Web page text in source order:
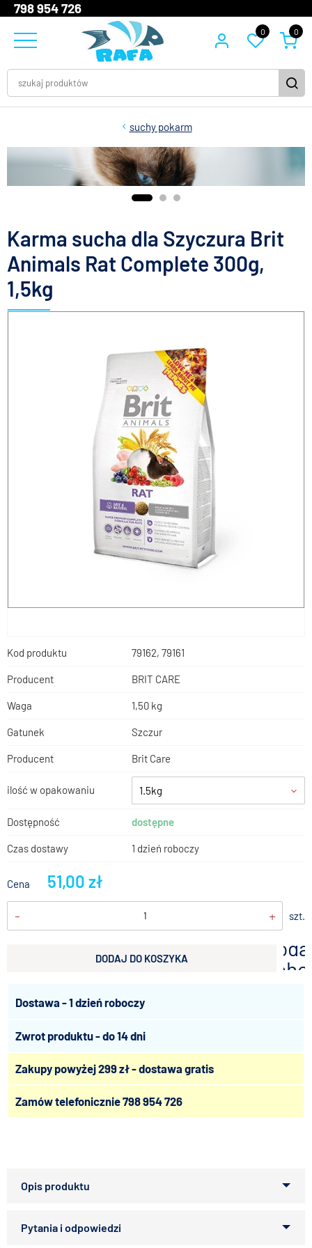
798 954 726
0 0
suchy pokarm
Karma sucha dla Szyczura Brit
Animals Rat Complete 300g,
1,5kg
Kod produktu 79162, 79161
Producent BRIT CARE
Waga 1,50 kg
Gatunek Szczur
Producent Brit Care
ilość w opakowaniu 1.5kg
Dostępność dostępne
Czas dostawy 1 dzień roboczy
Cena 51,00 zł
- + szt.
DODAJ DO KOSZYKA
Dostawa - 1 dzień roboczy
Zwrot produktu - do 14 dni
Zakupy powyżej 299 zł - dostawa gratis
Zamów telefonicznie798 954 726
szczura.